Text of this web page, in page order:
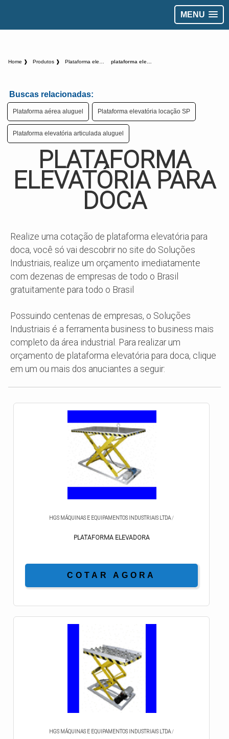
MENU
Home ❱ Produtos ❱
Buscas relacionadas:
Plataforma aérea aluguel Plataforma elevatória locação SP
Plataforma elevatória articulada aluguel
PLATAFORMA
ELEVATÓRIA PARA
DOCA
Realize uma cotação de plataforma elevatória para
doca, você só vai descobrir no site do Soluções
Industriais, realize um orçamento imediatamente
com dezenas de empresas de todo o Brasil
gratuitamente para todo o Brasil
Possuindo centenas de empresas, o Soluções
Industriais é a ferramenta business to business mais
completo da área industrial. Para realizar um
orçamento de plataforma elevatória para doca, clique
em um ou mais dos anuciantes a seguir:
HGS MÁQUINAS E EQUIPAMENTOS INDUSTRIAIS LTDA /
PLATAFORMA ELEVADORA
COTAR AGORA
HGS MÁQUINAS E EQUIPAMENTOS INDUSTRIAIS LTDA /